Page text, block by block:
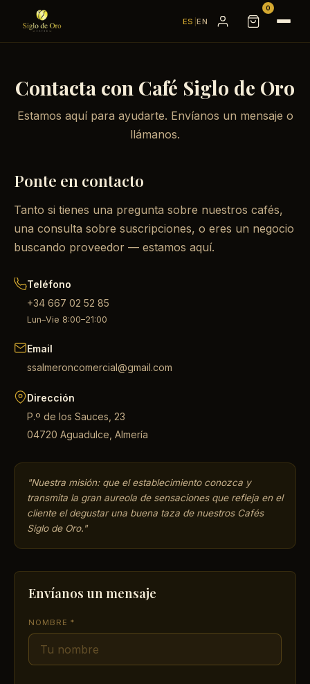
ES |EN
0
Contacta con Café Siglo de Oro
Estamos aquí para ayudarte. Envíanos un mensaje o
llámanos.
Ponte en contacto
Tanto si tienes una pregunta sobre nuestros cafés,
una consulta sobre suscripciones, o eres un negocio
buscando proveedor — estamos aquí.
Teléfono
+34 667 02 52 85
Lun–Vie 8:00–21:00
Email
ssalmeroncomercial@gmail.com
Dirección
P.º de los Sauces, 23
04720 Aguadulce, Almería
"Nuestra misión: que el establecimiento conozca y
transmita la gran aureola de sensaciones que refleja en el
cliente el degustar una buena taza de nuestros Cafés
Siglo de Oro."
Envíanos un mensaje
NOMBRE *